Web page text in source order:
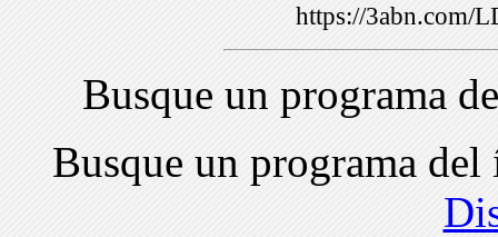
https://3abn.com/
Busque un programa
Busque un programa